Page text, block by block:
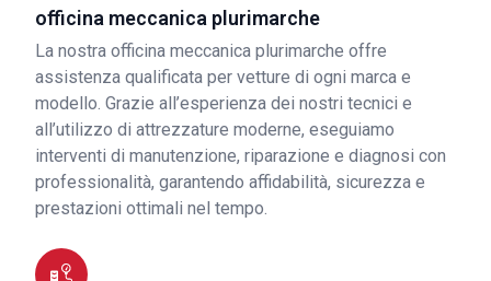
officina meccanica plurimarche
La nostra officina meccanica plurimarche offre
assistenza qualificata per vetture di ogni marca e
modello. Grazie all’esperienza dei nostri tecnici e
all’utilizzo di attrezzature moderne, eseguiamo
interventi di manutenzione, riparazione e diagnosi con
professionalità, garantendo affidabilità, sicurezza e
prestazioni ottimali nel tempo.